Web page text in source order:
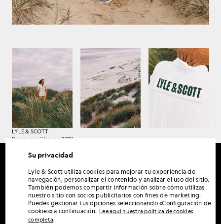
LYLE & SCOTT
Primavera/Verano 2019
Su privacidad
Lyle & Scott utiliza cookies para mejorar tu experiencia de
navegación, personalizar el contenido y analizar el uso del sitio.
También podemos compartir información sobre cómo utilizas
nuestro sitio con socios publicitarios con fines de marketing.
Puedes gestionar tus opciones seleccionando «Configuración de
cookies» a continuación. Lee aquí nuestra política de cookies
completa.